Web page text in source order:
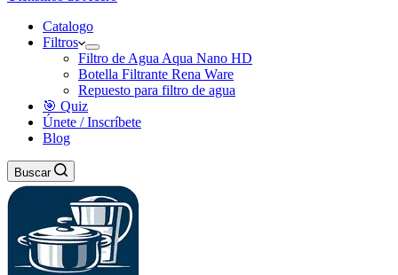
Catalogo
Filtros
Filtro de Agua Aqua Nano HD
Botella Filtrante Rena Ware
Repuesto para filtro de agua
🎯 Quiz
Únete / Inscríbete
Blog
Buscar